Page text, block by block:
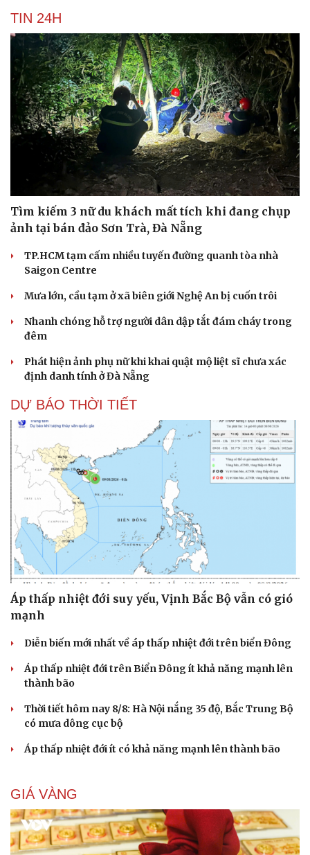
TIN 24H
Tìm kiếm 3 nữ du khách mất tích khi đang chụp
ảnh tại bán đảo Sơn Trà, Đà Nẵng
TP.HCM tạm cấm nhiều tuyến đường quanh tòa nhà
Saigon Centre
Mưa lớn, cầu tạm ở xã biên giới Nghệ An bị cuốn trôi
Nhanh chóng hỗ trợ người dân dập tắt đám cháy trong
đêm
Phát hiện ảnh phụ nữ khi khai quật mộ liệt sĩ chưa xác
định danh tính ở Đà Nẵng
DỰ BÁO THỜI TIẾT
Áp thấp nhiệt đới suy yếu, Vịnh Bắc Bộ vẫn có gió
mạnh
Diễn biến mới nhất về áp thấp nhiệt đới trên biển Đông
Áp thấp nhiệt đới trên Biển Đông ít khả năng mạnh lên
thành bão
Thời tiết hôm nay 8/8: Hà Nội nắng 35 độ, Bắc Trung Bộ
có mưa dông cục bộ
Áp thấp nhiệt đới ít có khả năng mạnh lên thành bão
GIÁ VÀNG